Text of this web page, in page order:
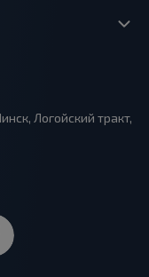
Логойский тракт,